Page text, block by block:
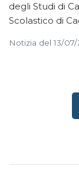
degli Studi di
Scolastico di
Notizia del 13/